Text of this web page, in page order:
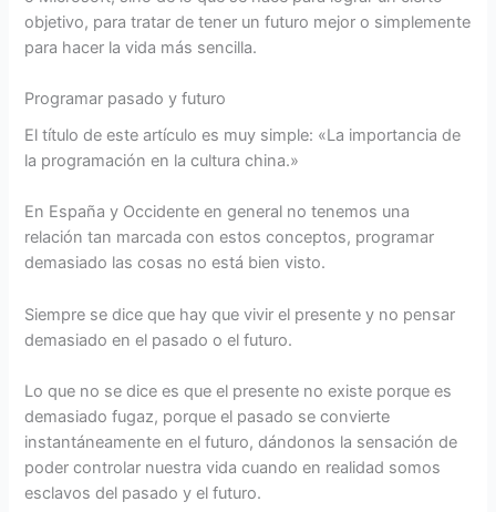
objetivo, para tratar de tener un futuro mejor o simplemente
para hacer la vida más sencilla.
Programar pasado y futuro
El título de este artículo es muy simple: «La importancia de
la programación en la cultura china.»
En España y Occidente en general no tenemos una
relación tan marcada con estos conceptos, programar
demasiado las cosas no está bien visto.
Siempre se dice que hay que vivir el presente y no pensar
demasiado en el pasado o el futuro.
Lo que no se dice es que el presente no existe porque es
demasiado fugaz, porque el pasado se convierte
instantáneamente en el futuro, dándonos la sensación de
poder controlar nuestra vida cuando en realidad somos
esclavos del pasado y el futuro.